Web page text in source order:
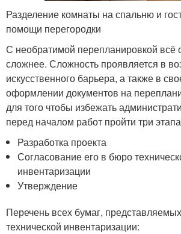
Разделение комнаты на спальню и
помощи перегородки
С необратимой перепланировкой всё
сложнее. Сложность проявляется в
искусственного барьера, а также в
оформлении документов на
для того чтобы избежать
перед началом работ пройти три
Разработка проекта
Согласование его в бюро
инвентаризации
Утверждение
Перечень всех бумаг,
технической инвентаризации: